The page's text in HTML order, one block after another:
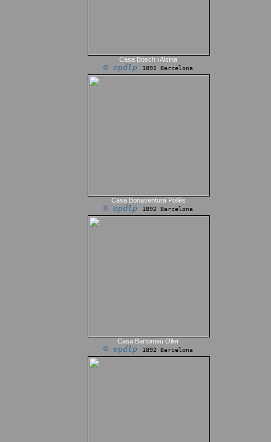
Casa Bosch i Alsina
© epdlp 1892 Barcelona
Casa Bonaventura Pollés
© epdlp 1892 Barcelona
Casa Bartomeu Oller
© epdlp 1892 Barcelona